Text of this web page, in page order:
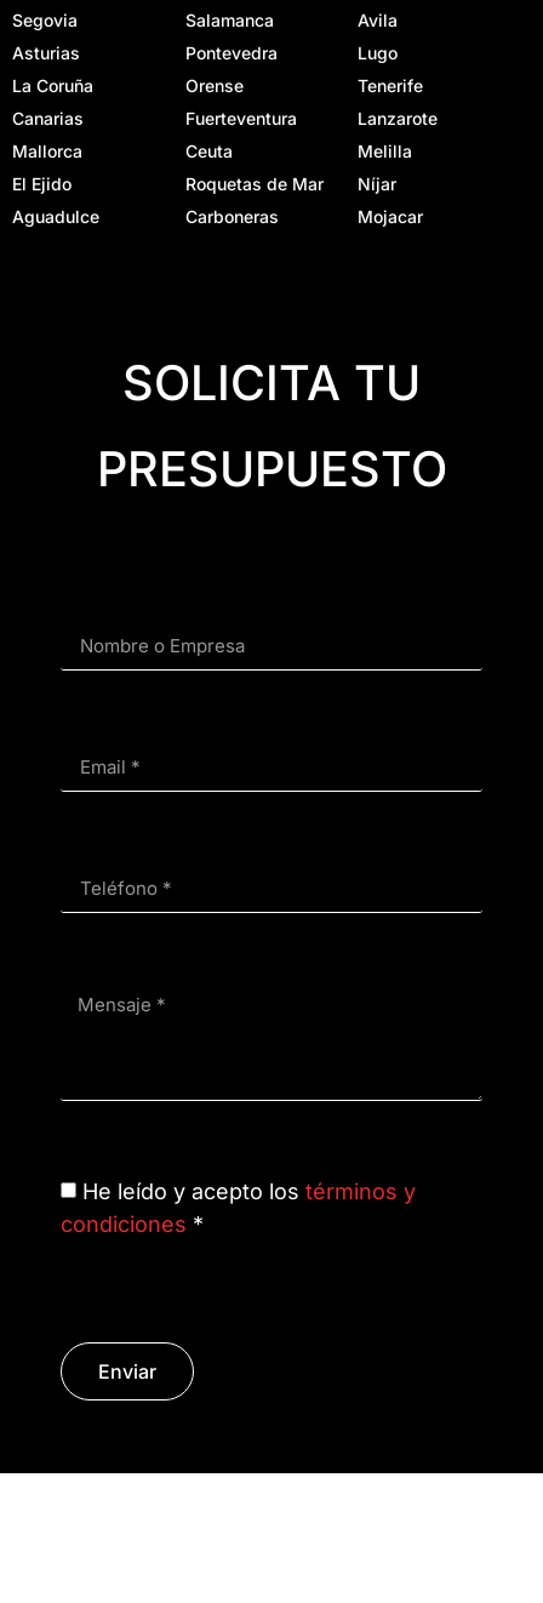
Segovia
Salamanca
Avila
Asturias
Pontevedra
Lugo
La Coruña
Orense
Tenerife
Canarias
Fuerteventura
Lanzarote
Mallorca
Ceuta
Melilla
El Ejido
Roquetas de Mar
Níjar
Aguadulce
Carboneras Mojacar
SOLICITA TU
PRESUPUESTO
He leído y acepto los términos y
condiciones *
Enviar